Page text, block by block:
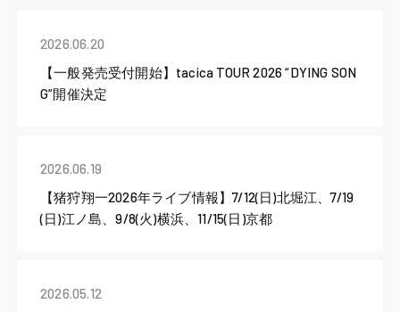
2026.06.20
【一般発売受付開始】tacica TOUR 2026 “DYING SON
G”開催決定
2026.06.19
【猪狩翔一2026年ライブ情報】7/12(日)北堀江、7/19
(日)江ノ島、9/8(火)横浜、11/15(日)京都
2026.05.12